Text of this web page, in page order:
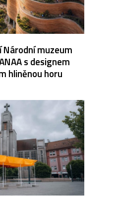
muzeum
s designem
hliněnou horu